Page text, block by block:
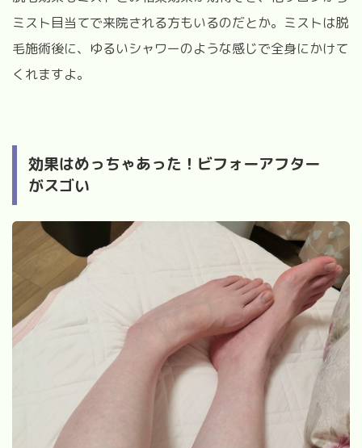
ミスト目当てで来院される方もいるのだとか。ミストは脱
毛施術後に、ゆるいシャワーのような感じで全身にかけて
くれますよ。
効果はめっちゃあった！ビフォーアフター
がスゴい